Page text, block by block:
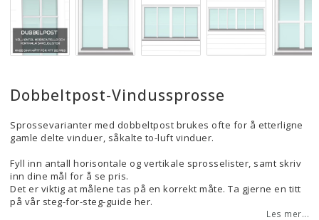
Dobbeltpost-Vindussprosse
Sprossevarianter med dobbeltpost brukes ofte for å etterligne
gamle delte vinduer, såkalte to-luft vinduer.
Fyll inn antall horisontale og vertikale sprosselister, samt skriv
inn dine mål for å se pris.
Det er viktig at målene tas på en korrekt måte. Ta gjerne en titt
på vår steg-for-steg-guide her.
Les mer...